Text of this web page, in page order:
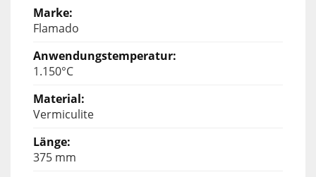
Flamado
1.150°C
Vermiculite
375 mm